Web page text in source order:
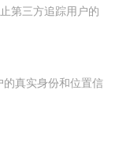
第三方追踪用户的
真实身份和位置信